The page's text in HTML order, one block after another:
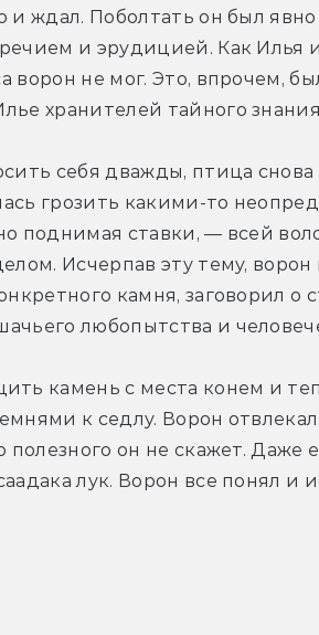
и ждал. Поболтать он был
и эрудицией. Как Илья
ворон не мог. Это, впрочем,
хранителей тайного
себя дважды, птица снова
грозить какими-то
поднимая ставки, — всей
Исчерпав эту тему,
камня, заговорил
любопытства и
камень с места конем и
к седлу. Ворон
полезного он не скажет. Даже
лук. Ворон все понял и